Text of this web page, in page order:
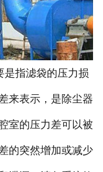
是指滤袋的压力损
来表示，是除尘器
室的压力差可以被
的突然增加或减少